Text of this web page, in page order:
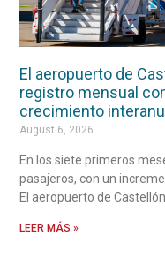
El aeropuerto de
registro mensual
crecimiento
August 6, 2026
En los siete primeros
pasajeros, con un
El aeropuerto de
LEER MÁS »